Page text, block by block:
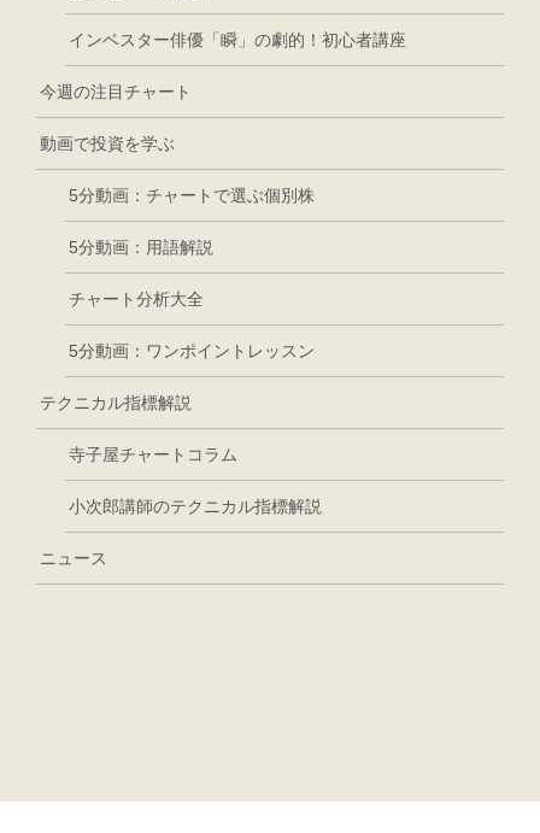
インベスター俳優「瞬」の劇的！初心者講座
今週の注目チャート
動画で投資を学ぶ
5分動画：チャートで選ぶ個別株
5分動画：用語解説
チャート分析大全
5分動画：ワンポイントレッスン
テクニカル指標解説
寺子屋チャートコラム
小次郎講師のテクニカル指標解説
ニュース